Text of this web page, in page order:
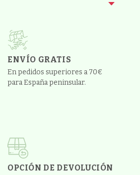
ENVÍO GRATIS
En pedidos superiores a 70€
para España peninsular.
OPCIÓN DE DEVOLUCIÓN